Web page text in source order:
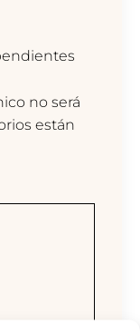
no será
están